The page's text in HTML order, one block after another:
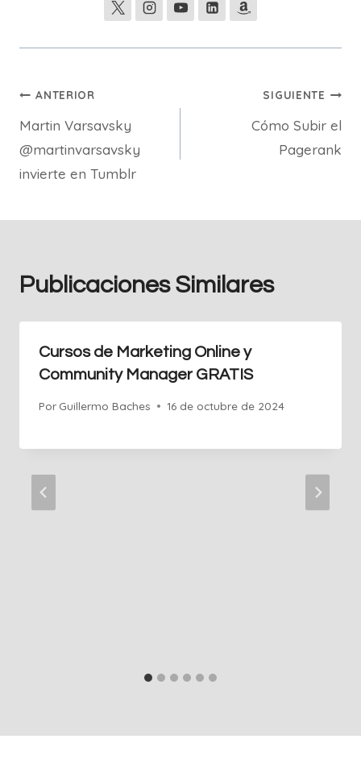
Navegación
de
entradas
ANTERIOR
Martin Varsavsky
@martinvarsavsky
invierte en Tumblr
SIGUIENTE
Cómo Subir el
Pagerank
Publicaciones Similares
Cursos de Marketing Online y
Community Manager GRATIS
Por Guillermo Baches 16 de octubre de 2024